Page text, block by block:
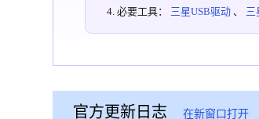
必要工具： 三星USB驱动 、 三
官方更新日志在新窗口打开